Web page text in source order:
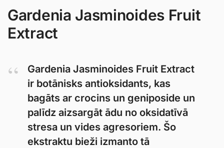
Gardenia Jasminoides Fruit
Extract
Gardenia Jasminoides Fruit Extract
ir botānisks antioksidants, kas
bagāts ar crocins un geniposide un
palīdz aizsargāt ādu no oksidatīvā
stresa un vides agresoriem. Šo
ekstraktu bieži izmanto tā